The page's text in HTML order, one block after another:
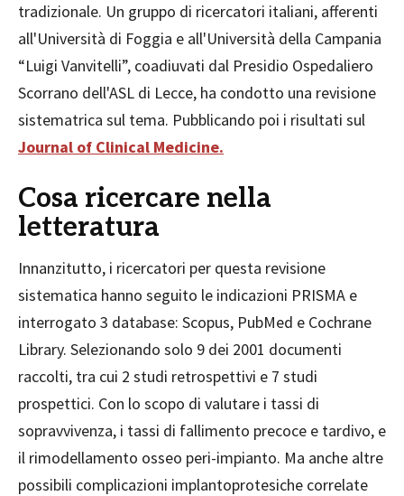
tradizionale. Un gruppo di ricercatori italiani, afferenti
all'Università di Foggia e all'Università della Campania
“Luigi Vanvitelli”, coadiuvati dal Presidio Ospedaliero
Scorrano dell'ASL di Lecce, ha condotto una revisione
sistematrica sul tema. Pubblicando poi i risultati sul
Journal of Clinical Medicine.
Cosa ricercare nella
letteratura
Innanzitutto, i ricercatori per questa revisione
sistematica hanno seguito le indicazioni PRISMA e
interrogato 3 database: Scopus, PubMed e Cochrane
Library. Selezionando solo 9 dei 2001 documenti
raccolti, tra cui 2 studi retrospettivi e 7 studi
prospettici. Con lo scopo di valutare i tassi di
sopravvivenza, i tassi di fallimento precoce e tardivo, e
il rimodellamento osseo peri-impianto. Ma anche altre
possibili complicazioni implantoprotesiche correlate